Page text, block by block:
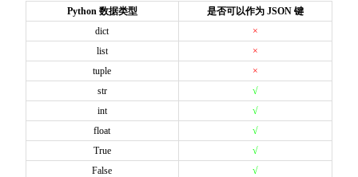
Python 数据类型
是否可以作为 JSON 键
dict
×
list
×
tuple
×
str
√
int
√
float
√
True
√
False
√